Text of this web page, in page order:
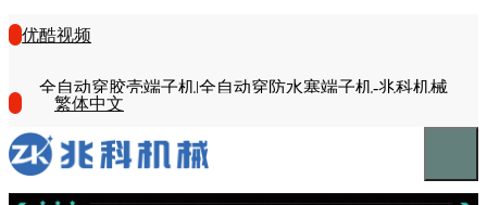
优酷视频
全自动穿胶壳端子机|全自动穿防水塞端子机-兆科机械
繁体中文